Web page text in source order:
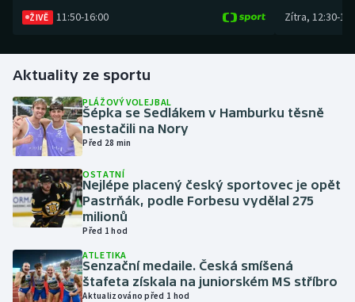
Golf
Gymnastika
Házená
Jezdectví
Judo
Krasobruslení
Lezení
Lyže a snowboard
ŽIVĚ 11:50-16:00 Zítra, 12:30-
Aktuality ze sportu
PLÁŽOVÝ VOLEJBAL
Šépka se Sedlákem v Hamburku těsně
nestačili na Nory
Před 28 min
OSTATNÍ
Nejlépe placený český sportovec je opět
Pastrňák, podle Forbesu vydělal 275
milionů
Před 1 hod
ATLETIKA
Senzační medaile. Česká smíšená
štafeta získala na juniorském MS stříbro
Aktualizováno před 1 hod